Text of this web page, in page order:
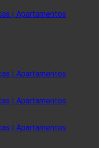
| Apartamentos
| Apartamentos
| Apartamentos
| Apartamentos